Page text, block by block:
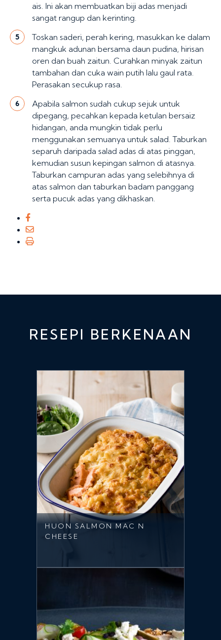
ais. Ini akan membuatkan biji adas menjadi
sangat rangup dan kerinting.
5
Toskan saderi, perah kering, masukkan ke dalam
mangkuk adunan bersama daun pudina, hirisan
oren dan buah zaitun. Curahkan minyak zaitun
tambahan dan cuka wain putih lalu gaul rata.
Perasakan secukup rasa.
6
Apabila salmon sudah cukup sejuk untuk
dipegang, pecahkan kepada ketulan bersaiz
hidangan, anda mungkin tidak perlu
menggunakan semuanya untuk salad. Taburkan
separuh daripada salad adas di atas pinggan,
kemudian susun kepingan salmon di atasnya.
Taburkan campuran adas yang selebihnya di
atas salmon dan taburkan badam panggang
serta pucuk adas yang dikhaskan.
RESEPI BERKENAAN
HUON SALMON MAC N
CHEESE